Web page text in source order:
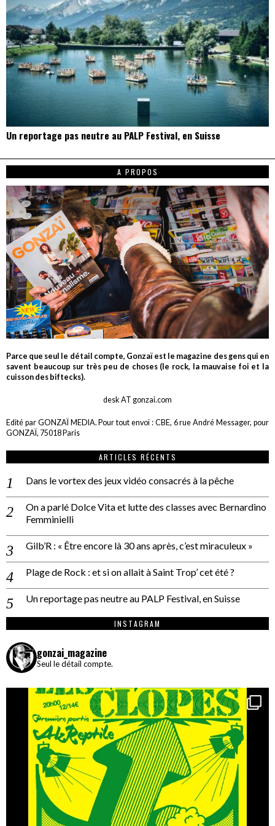
Un reportage pas neutre au PALP Festival, en Suisse
A PROPOS
Parce que seul le détail compte, Gonzaï est le magazine des gens qui en
savent beaucoup sur très peu de choses (le rock, la mauvaise foi et la
cuisson des biftecks).
desk AT gonzai.com
Edité par GONZAÏ MEDIA. Pour tout envoi : CBE, 6 rue André Messager, pour
GONZAÏ, 75018 Paris
ARTICLES RÉCENTS
Dans le vortex des jeux vidéo consacrés à la pêche
On a parlé Dolce Vita et lutte des classes avec Bernardino
Femminielli
Gilb’R : « Être encore là 30 ans après, c’est miraculeux »
Plage de Rock : et si on allait à Saint Trop’ cet été ?
Un reportage pas neutre au PALP Festival, en Suisse
INSTAGRAM
gonzai_magazine
Seul le détail compte.